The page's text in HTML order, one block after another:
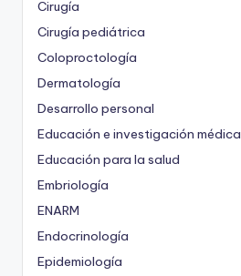
Cirugía
Cirugía pediátrica
Coloproctología
Dermatología
Desarrollo personal
Educación e investigación médica
Educación para la salud
Embriología
ENARM
Endocrinología
Epidemiología